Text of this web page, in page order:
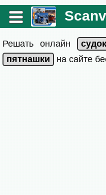
Решать онлайн
на сайте